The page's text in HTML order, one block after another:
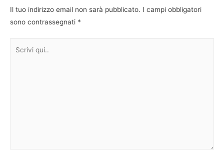
Il tuo indirizzo email non sarà pubblicato. I campi obbligatori
sono contrassegnati *